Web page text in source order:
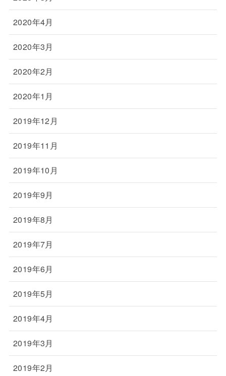
2020年4月
2020年3月
2020年2月
2020年1月
2019年12月
2019年11月
2019年10月
2019年9月
2019年8月
2019年7月
2019年6月
2019年5月
2019年4月
2019年3月
2019年2月